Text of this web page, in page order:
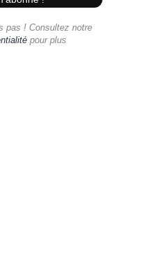
pas ! Consultez notre
pour plus